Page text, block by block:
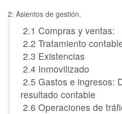
2: Asientos de gestión.
2.1 Compras y ventas:
2.2 Tratamiento
2.3 Existencias
2.4 Inmovilizado
2.5 Gastos e ingresos:
resultado contable
2.6 Operaciones de